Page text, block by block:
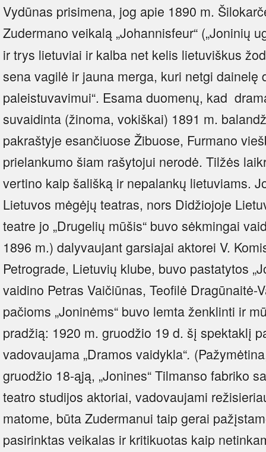
Vydūnas prisimena, jog apie 1890 m.
Zudermano veikalą „Johannisfeur“ („Joninių
ir trys lietuviai ir kalba net kelis lietuviškus
sena vagilė ir jauna merga, kuri netgi dainelę
paleistuvavimui“. Esama duomenų, kad
suvaidinta (žinoma, vokiškai) 1891 m.
pakraštyje esančiuose Žibuose, Furmano
prielankumo šiam rašytojui nerodė. Tilžės
vertino kaip šališką ir nepalankų lietuviams.
Lietuvos mėgėjų teatras, nors Didžiojoje
teatre jo „Drugelių mūšis“ buvo sėkmingai
1896 m.) dalyvaujant garsiajai aktorei V.
Petrograde, Lietuvių klube, buvo pastatytos
vaidino Petras Vaičiūnas, Teofilė Dragūnaitė-
pačioms „Joninėms“ buvo lemta ženklinti ir
pradžią: 1920 m. gruodžio 19 d. šį spektaklį
vadovaujama „Dramos vaidykla“.
gruodžio 18-ąją, „Jonines“ Tilmanso fabriko
teatro studijos aktoriai, vadovaujami
matome, būta Zudermanui taip gerai
pasirinktas veikalas ir kritikuotas kaip